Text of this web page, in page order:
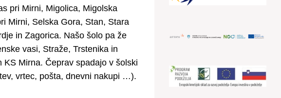
pri Mirni, Migolica, Migolska
Mirni, Selska Gora, Stan, Stara
in Zagorica. Našo šolo pa že
vasi, Straže, Trstenika in
Mirna. Čeprav spadajo v šolski
vrtec, pošta, dnevni nakupi …).